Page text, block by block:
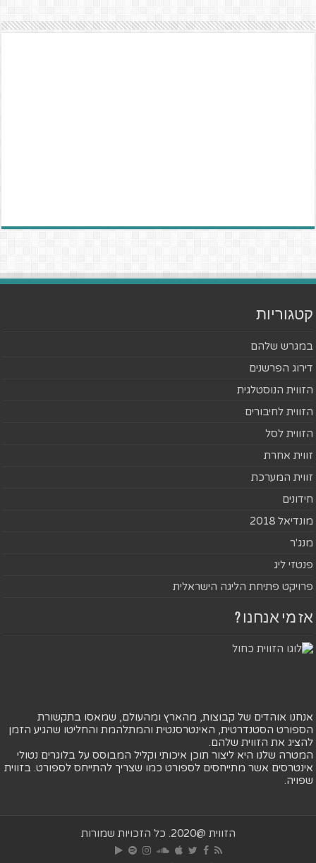
קטגוריות
במגרש שלהם
דירוג הפרשנים
הזווית הנוסטלגית
הזווית לחיבורים
הזווית לסל
זווית אחרת
זווית המערכת
חידונים
מונדיאל 2018
מנג'ר
פנטזי ליג
פרויקט פתיחת הליגה הישראלית
אז מי אנחנו ?
אנחנו אוהדים של קבוצות, מהארץ ומהעולם, שמאסו בתקשורת
הספורט הסטנדרטית, האינטרסנטית והמתלהמת והחליטו שהגיע הזמן
להציג את הזווית שלהם.
המטרה שלנו היא ליצור תוכן איכותי וקליל המבוסס על בלוגרים נטולי
אינטרסים אשר מתייחסים לספורט כמו שצריך להתייחס לספורט. בזווית
שפויה.
הזווית @2020. כל הזכויות שמורות